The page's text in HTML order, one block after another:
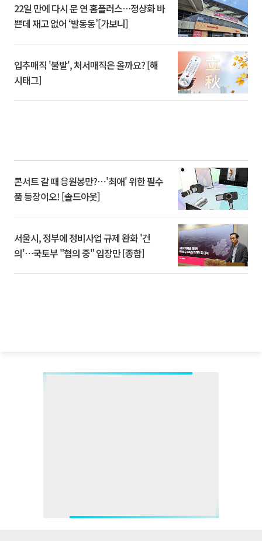
22일 만에 다시 문 연 홈플러스…정상화 바
쁜데 재고 없어 ‘발동동’[가보니]
입추매직 '불발', 처서매직은 올까요? [해
시태그]
콘서트 갈 때 응원봉만?⋯'최애' 위한 필수
품 등장이오! [솔드아웃]
서울시, 정부에 정비사업 규제 완화 '건
의'⋯국토부 "협의 중" 입장만 [종합]